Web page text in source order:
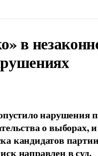
в
нарушения
о выборах,
кандидатов
направлен в суд.